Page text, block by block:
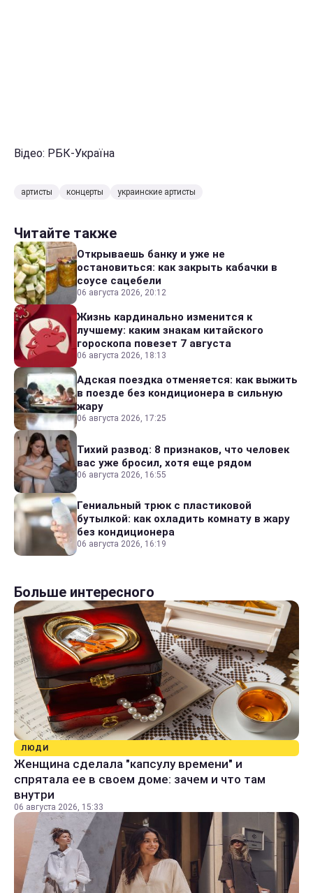
Відео: РБК-Україна
артисты концерты украинские артисты
Читайте также
Открываешь банку и уже не
остановиться: как закрыть кабачки в
соусе сацебели
06 августа 2026, 20:12
Жизнь кардинально изменится к
лучшему: каким знакам китайского
гороскопа повезет 7 августа
06 августа 2026, 18:13
Адская поездка отменяется: как выжить
в поезде без кондиционера в сильную
жару
06 августа 2026, 17:25
Тихий развод: 8 признаков, что человек
вас уже бросил, хотя еще рядом
06 августа 2026, 16:55
Гениальный трюк с пластиковой
бутылкой: как охладить комнату в жару
без кондиционера
06 августа 2026, 16:19
Больше интересного
ЛЮДИ
Женщина сделала "капсулу времени" и
спрятала ее в своем доме: зачем и что там
внутри
06 августа 2026, 15:33